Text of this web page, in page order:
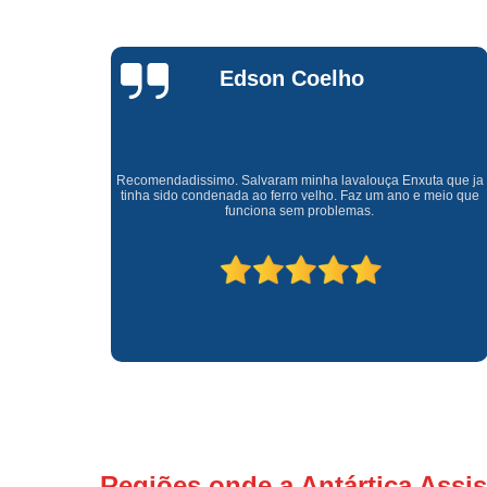
Waldirene
Monteiro
Uma empresa á 41 anos no mercado que sempre valoriza o
cliente ótimo atendimento com garantia de todos o serviços.